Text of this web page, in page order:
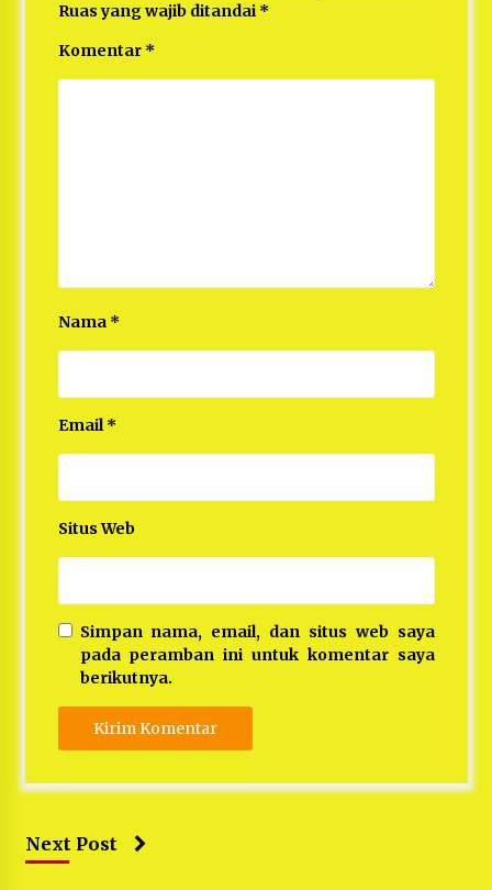
Ruas yang wajib ditandai *
Komentar *
Nama *
Email*
Situs Web
Simpan nama, email, dan situs web saya
pada peramban ini untuk komentar saya
berikutnya.
Next Post